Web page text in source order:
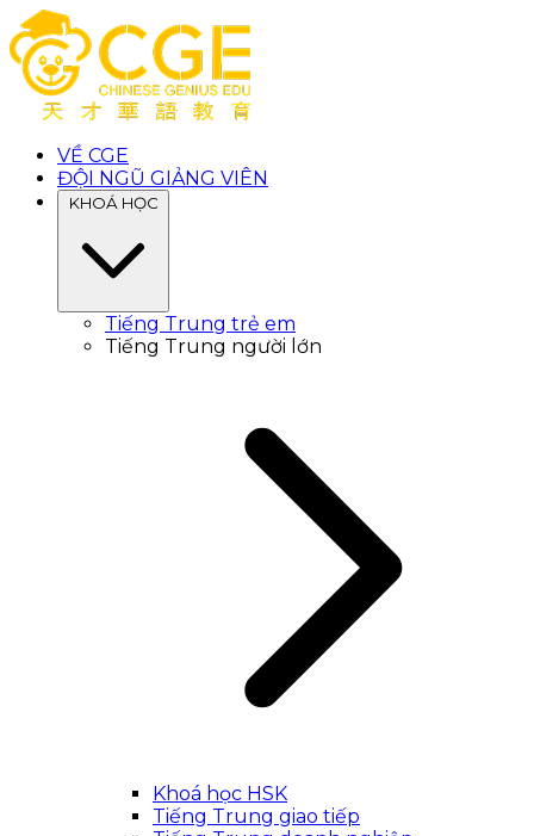
VỀ CGE
ĐỘI NGŨ GIẢNG VIÊN
KHOÁ HỌC
Tiếng Trung trẻ em
Tiếng Trung người lớn
Khoá học HSK
Tiếng Trung giao tiếp